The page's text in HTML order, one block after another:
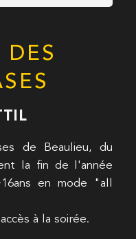
DES
de Beaulieu, du
la fin de l'année
en mode "all
à la soirée.